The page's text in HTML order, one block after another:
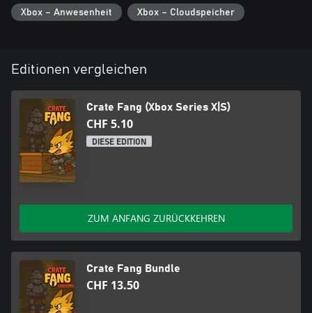
Xbox – Anwesenheit Xbox – Cloudspeicher
Editionen vergleichen
Crate Fang (Xbox Series X|S)
CHF 5.10
DIESE EDITION
ZUM ANFANG ZURÜCKKEHREN
Crate Fang Bundle
CHF 13.50